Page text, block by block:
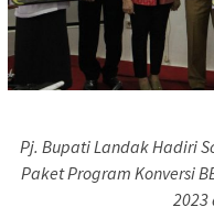
Pj. Bupati Landak Hadiri
Paket Program Konversi
2023